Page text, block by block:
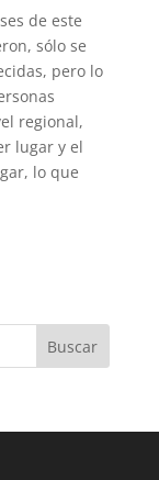
de este
sólo se
pero lo
regional,
lugar y el
lo que
Buscar